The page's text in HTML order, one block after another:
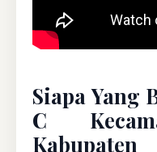
Siapa Yang
C